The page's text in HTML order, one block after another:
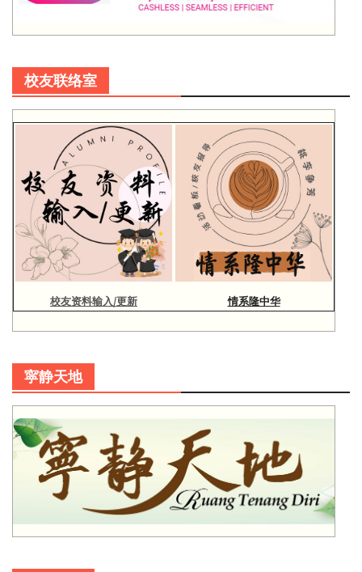
校友联络室
校友资料输入/更新 情系隆中华
寜静天地